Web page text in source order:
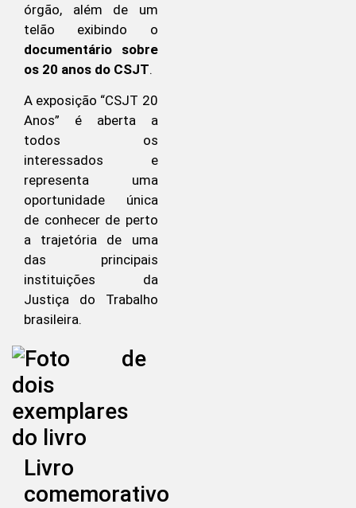
órgão, além de um
telão exibindo o
documentário sobre
os 20 anos do CSJT.
A exposição “CSJT 20
Anos” é aberta a
todos os
interessados e
representa uma
oportunidade única
de conhecer de perto
a trajetória de uma
das principais
instituições da
Justiça do Trabalho
brasileira.
Livro
comemorativo